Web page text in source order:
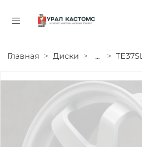
Главная Диски ... TE37SL